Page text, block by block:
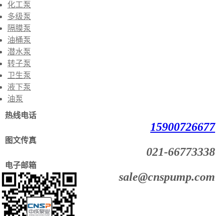
化工泵
多级泵
隔膜泵
油桶泵
潜水泵
转子泵
卫生泵
液下泵
油泵
热线电话
15900726677
图文传真
021-66773338
电子邮箱
sale@cnspump.com